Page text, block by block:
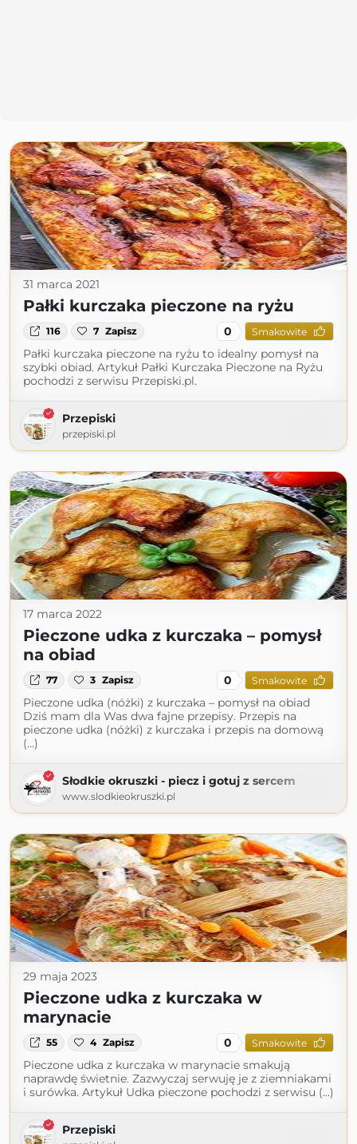
31 marca 2021
Pałki kurczaka pieczone na ryżu
116 7 Zapisz 0 Smakowite
Pałki kurczaka pieczone na ryżu to idealny pomysł na
szybki obiad. Artykuł Pałki Kurczaka Pieczone na Ryżu
pochodzi z serwisu Przepiski.pl.
Przepiski
przepiski.pl
17 marca 2022
Pieczone udka z kurczaka – pomysł
na obiad
77 3 Zapisz 0 Smakowite
Pieczone udka (nóżki) z kurczaka – pomysł na obiad
Dziś mam dla Was dwa fajne przepisy. Przepis na
pieczone udka (nóżki) z kurczaka i przepis na domową
(...)
Słodkie okruszki - piecz i gotuj z sercem
www.slodkieokruszki.pl
29 maja 2023
Pieczone udka z kurczaka w
marynacie
55 4 Zapisz 0 Smakowite
Pieczone udka z kurczaka w marynacie smakują
naprawdę świetnie. Zazwyczaj serwuję je z ziemniakami
i surówka. Artykuł Udka pieczone pochodzi z serwisu (...)
Przepiski